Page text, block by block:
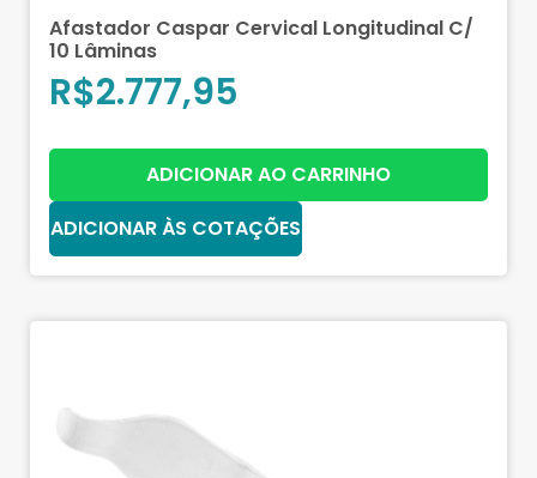
Afastador Caspar Cervical Longitudinal C/
10 Lâminas
R$2.777,95
ADICIONAR AO CARRINHO
ADICIONAR ÀS COTAÇÕES